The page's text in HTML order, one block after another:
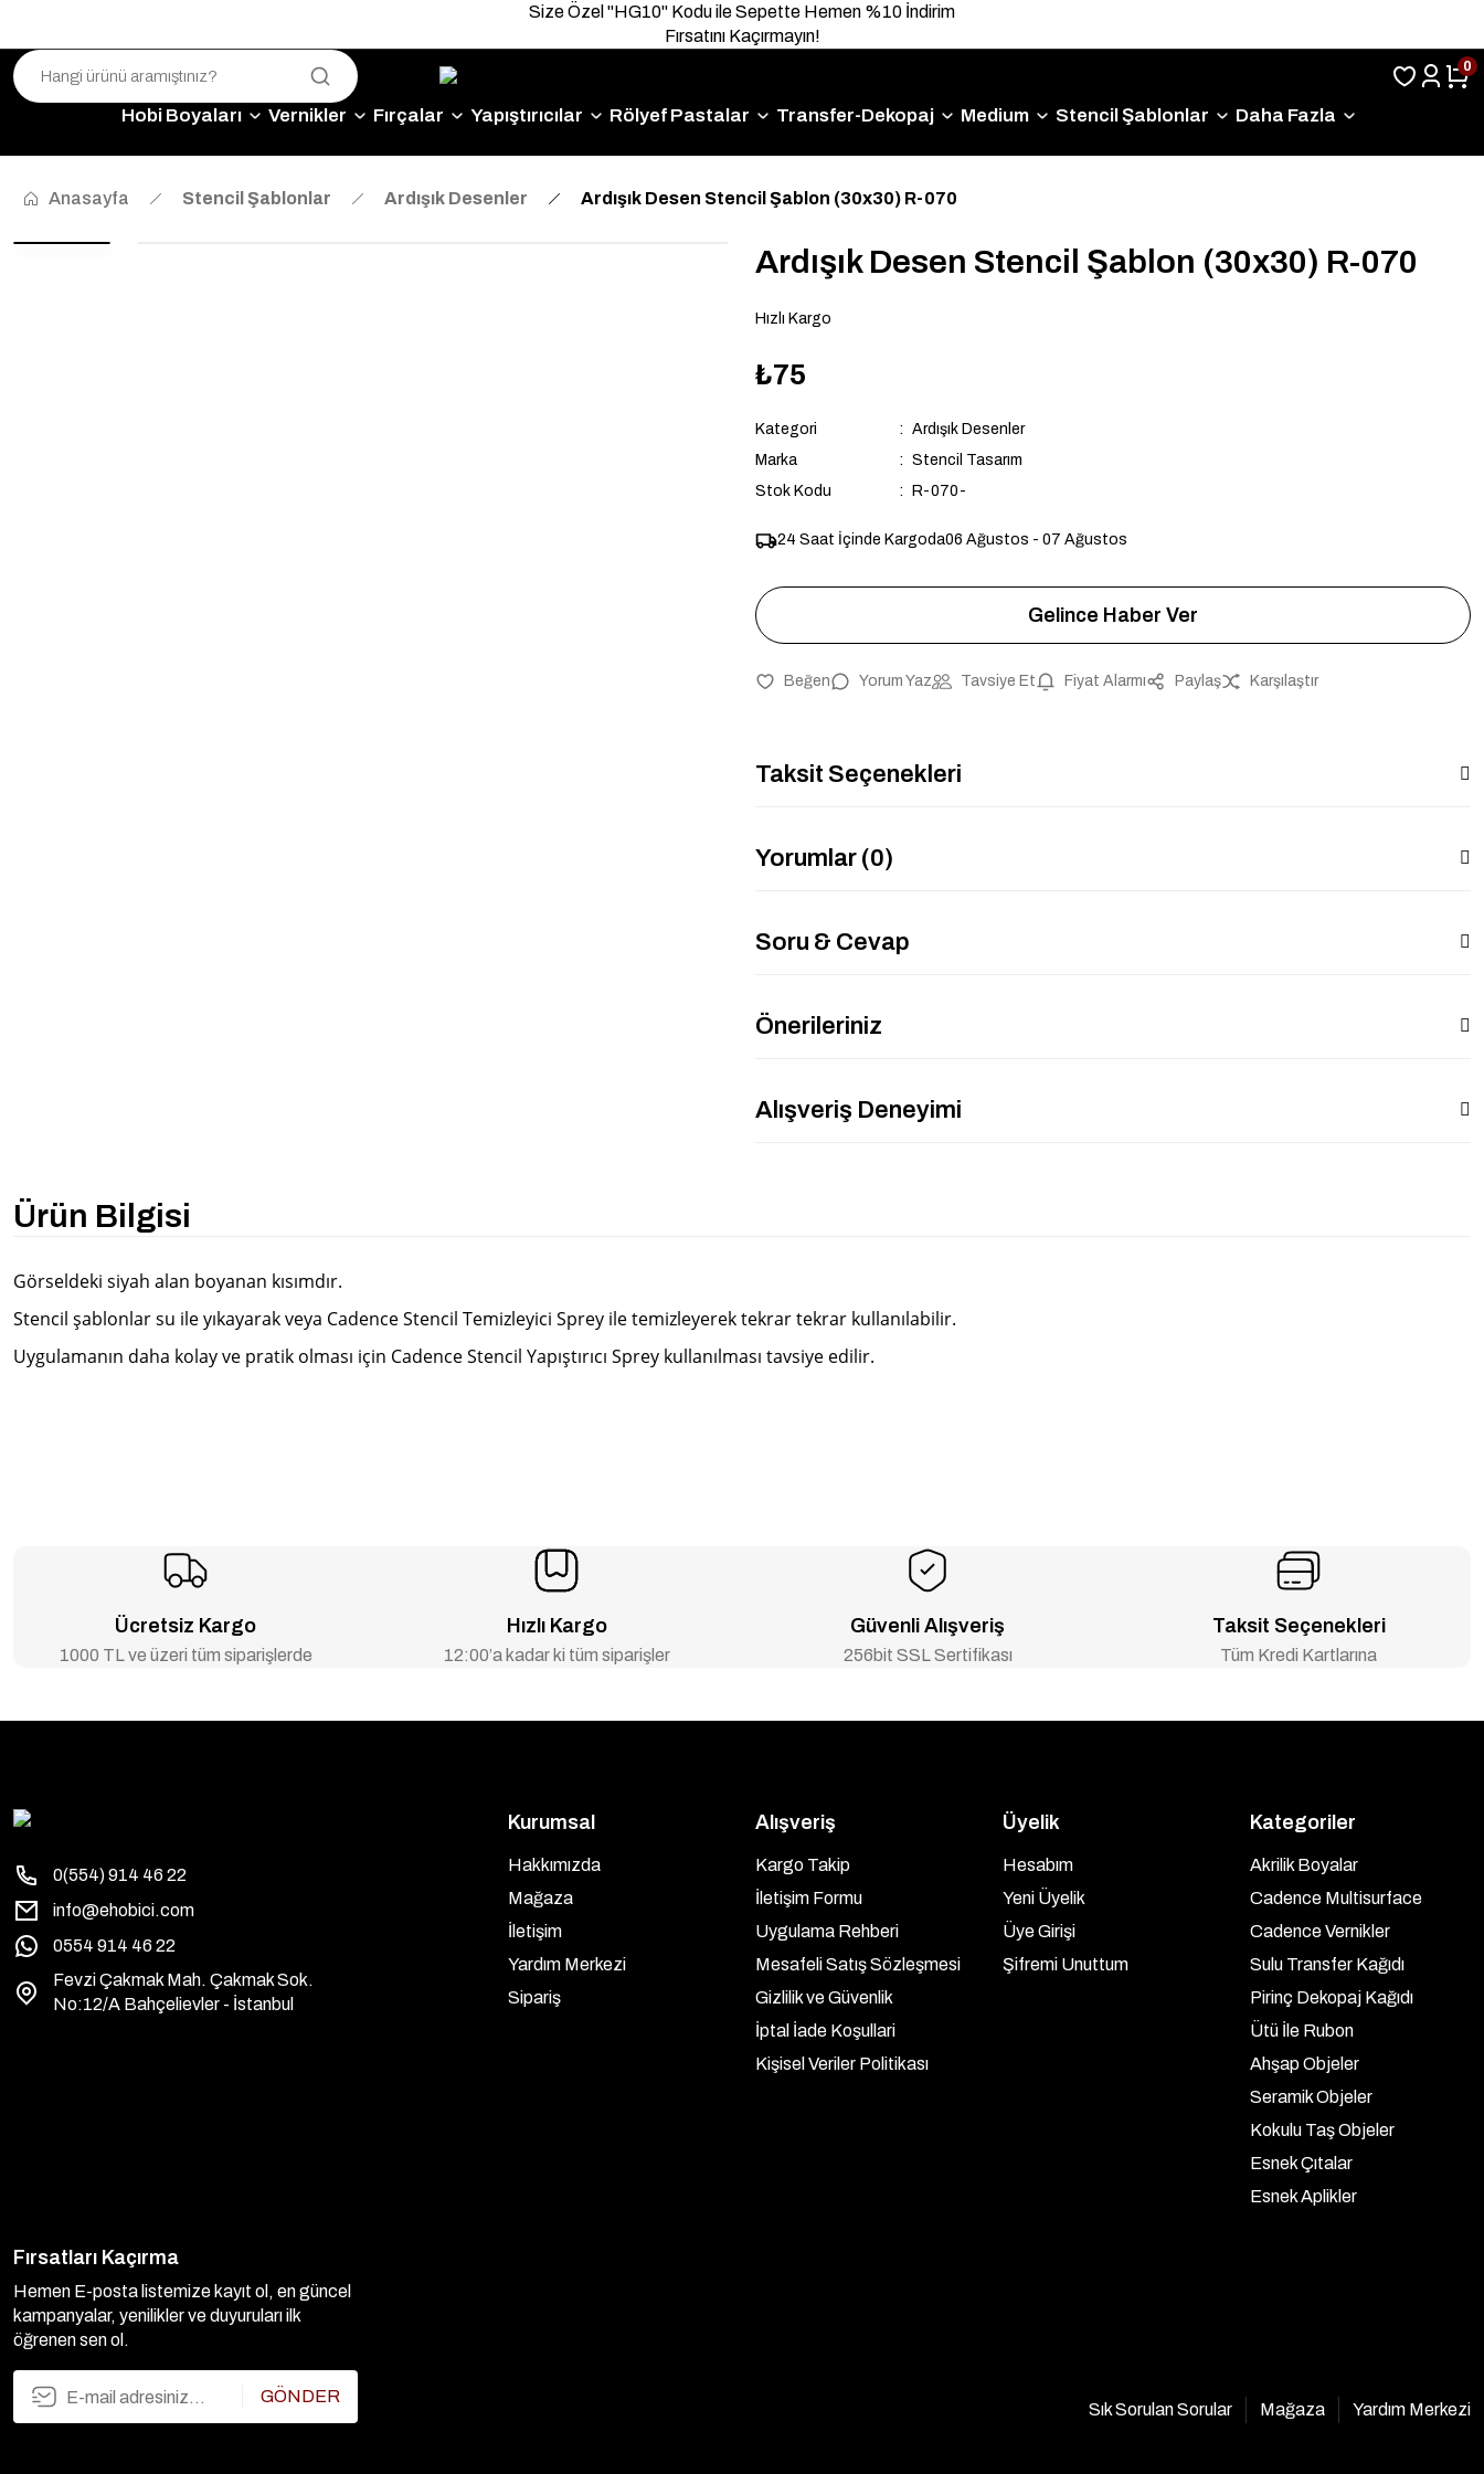
Size Özel "HG10" Kodu ile Sepette Hemen %10 İndirim
Fırsatını Kaçırmayın!
0
Hobi Boyaları Vernikler Fırçalar Yapıştırıcılar Rölyef Pastalar Transfer-Dekopaj Medium Stencil Şablonlar Daha Fazla
Anasayfa Stencil Şablonlar Ardışık Desenler Ardışık Desen Stencil Şablon (30x30) R-070
Ardışık Desen Stencil Şablon (30x30) R-070
Hızlı Kargo
₺75
Kategori
Ardışık Desenler
Marka
Stencil Tasarım
Stok Kodu
R-070-
24 Saat İçinde Kargoda06 Ağustos - 07 Ağustos
Gelince Haber Ver
Yorum Yaz Tavsiye Et Fiyat Alarmı Paylaş Karşılaştır
Taksit Seçenekleri
Yorumlar (0)
Soru & Cevap
Önerileriniz
Alışveriş Deneyimi
Ürün Bilgisi
Görseldeki siyah alan boyanan kısımdır.
Stencil şablonlar su ile yıkayarak veya Cadence Stencil Temizleyici Sprey ile temizleyerek tekrar tekrar kullanılabilir.
Uygulamanın daha kolay ve pratik olması için Cadence Stencil Yapıştırıcı Sprey kullanılması tavsiye edilir.
Ücretsiz Kargo
1000 TL ve üzeri tüm siparişlerde
Hızlı Kargo
12:00’a kadar ki tüm siparişler
Güvenli Alışveriş
256bit SSL Sertifikası
Taksit Seçenekleri
Tüm Kredi Kartlarına
0(554) 914 46 22
info@ehobici.com
0554 914 46 22
Fevzi Çakmak Mah. Çakmak Sok.
No:12/A Bahçelievler - İstanbul
Kurumsal
Hakkımızda
Mağaza
İletişim
Yardım Merkezi
Sipariş
Alışveriş
Kargo Takip
İletişim Formu
Uygulama Rehberi
Mesafeli Satış Sözleşmesi
Gizlilik ve Güvenlik
İptal İade Koşullari
Kişisel Veriler Politikası
Üyelik
Hesabım
Yeni Üyelik
Üye Girişi
Şifremi Unuttum
Kategoriler
Akrilik Boyalar
Cadence Multisurface
Cadence Vernikler
Sulu Transfer Kağıdı
Pirinç Dekopaj Kağıdı
Ütü İle Rubon
Ahşap Objeler
Seramik Objeler
Kokulu Taş Objeler
Esnek Çıtalar
Esnek Aplikler
Fırsatları Kaçırma
Hemen E-posta listemize kayıt ol, en güncel
kampanyalar, yenilikler ve duyuruları ilk
öğrenen sen ol.
GÖNDER
Sık Sorulan Sorular Mağaza Yardım Merkezi